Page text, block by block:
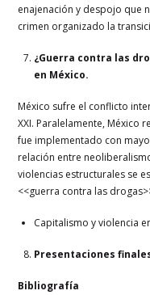
enajenación y despojo que
crimen organizado la
¿Guerra contra las
en México.
México sufre el conflicto
XXI. Paralelamente, México
fue implementado con
relación entre
violencias estructurales se
<<guerra contra las
Capitalismo y violencia
Presentaciones
Bibliografía